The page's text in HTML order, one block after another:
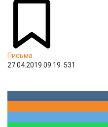
Письма
27.04.2019 09:19 531